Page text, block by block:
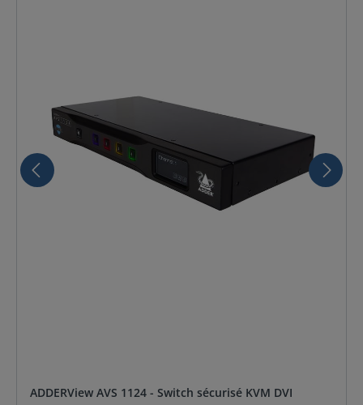
ADDERView AVS 1124 - Switch sécurisé KVM DVI